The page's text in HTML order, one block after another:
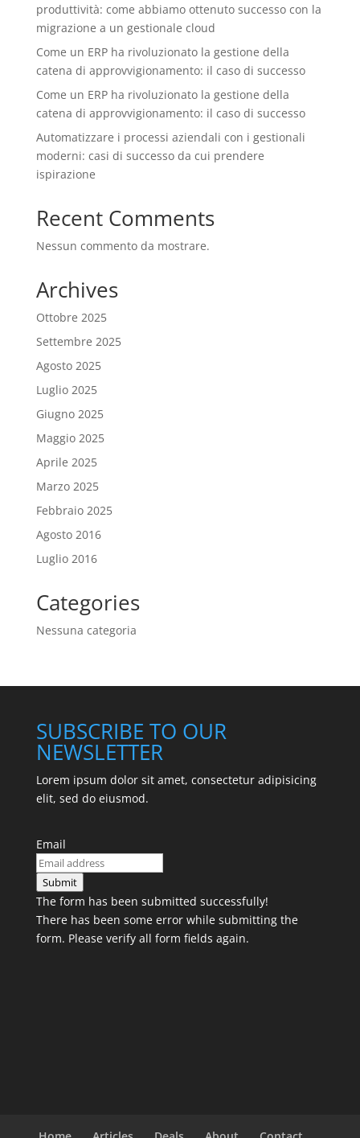
produttività: come abbiamo ottenuto successo con la
migrazione a un gestionale cloud
Come un ERP ha rivoluzionato la gestione della
catena di approvvigionamento: il caso di successo
Come un ERP ha rivoluzionato la gestione della
catena di approvvigionamento: il caso di successo
Automatizzare i processi aziendali con i gestionali
moderni: casi di successo da cui prendere
ispirazione
Recent Comments
Nessun commento da mostrare.
Archives
Ottobre 2025
Settembre 2025
Agosto 2025
Luglio 2025
Giugno 2025
Maggio 2025
Aprile 2025
Marzo 2025
Febbraio 2025
Agosto 2016
Luglio 2016
Categories
Nessuna categoria
SUBSCRIBE TO OUR
NEWSLETTER
Lorem ipsum dolor sit amet, consectetur adipisicing
elit, sed do eiusmod.
Email
Submit
The form has been submitted successfully!
There has been some error while submitting the
form. Please verify all form fields again.